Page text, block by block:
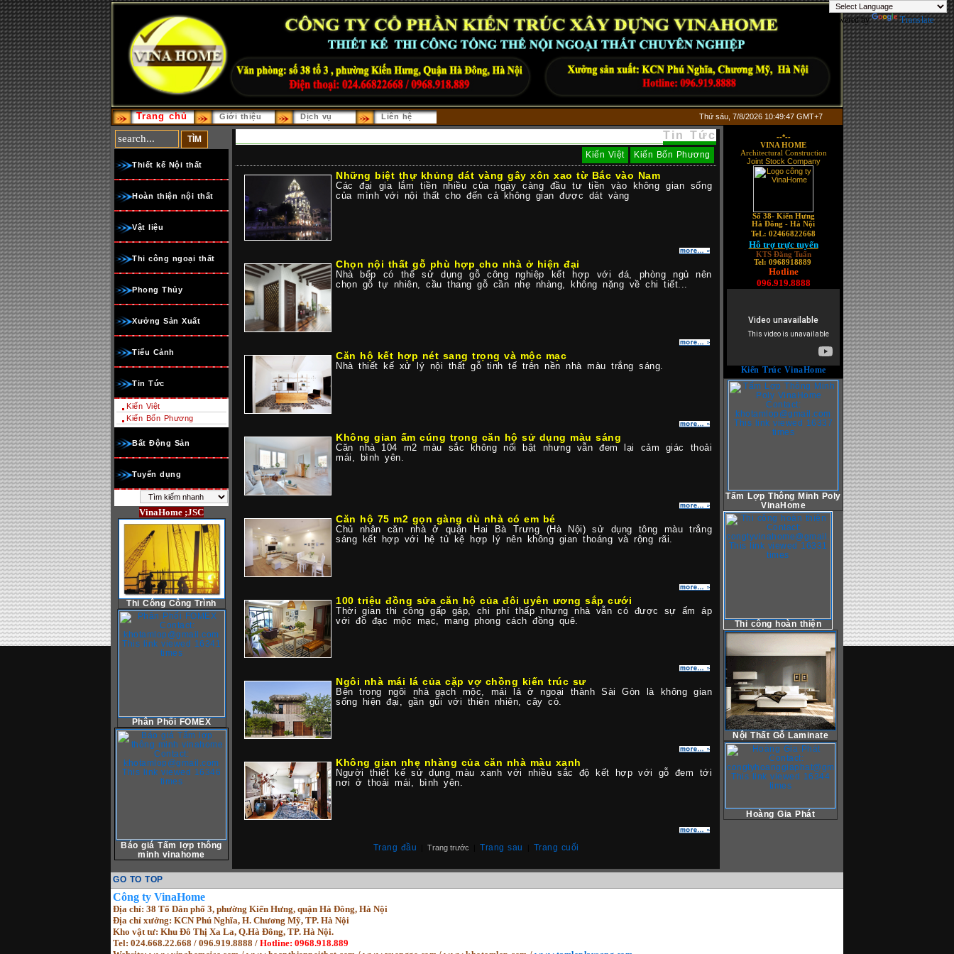
Powered by Translate
Trang chủ Giới thiệu Dịch vụ Liên hệ Thứ sáu, 7/8/2026 10:49:48 GMT+7
Thiết kế Nội thất
Hoàn thiện nội thất
Vật liệu
Thi công ngoại thất
Phong Thủy
Xưởng Sản Xuất
Tiểu Cảnh
Tin Tức
Kiến Việt
Kiến Bốn Phương
Bất Động Sản
Tuyển dụng
VinaHome ;JSC
Thi Công Công Trình
Phân Phối FOMEX
Báo giá Tấm lợp thông
minh vinahome
Tin Tức
Kiến Việt Kiến Bốn Phương
Những biệt thự khủng dát vàng gây xôn xao từ Bắc vào Nam
Các đại gia lắm tiền nhiều của ngày càng đầu tư tiền vào không gian sống
của mình với nội thất cho đến cả không gian được dát vàng
Chọn nội thất gỗ phù hợp cho nhà ở hiện đại
Nhà bếp có thể sử dụng gỗ công nghiệp kết hợp với đá, phòng ngủ nên
chọn gỗ tự nhiên, cầu thang gỗ cần nhẹ nhàng, không nặng về chi tiết...
Căn hộ kết hợp nét sang trọng và mộc mạc
Nhà thiết kế xử lý nội thất gỗ tinh tế trên nền nhà màu trắng sáng.
Không gian ấm cúng trong căn hộ sử dụng màu sáng
Căn nhà 104 m2 màu sắc không nổi bật nhưng vẫn đem lại cảm giác thoải
mái, bình yên.
Căn hộ 75 m2 gọn gàng dù nhà có em bé
Chủ nhân căn nhà ở quận Hai Bà Trưng (Hà Nội) sử dụng tông màu trắng
sáng kết hợp với hệ tủ kệ hợp lý nên không gian thoáng và rộng rãi.
100 triệu đồng sửa căn hộ của đôi uyên ương sắp cưới
Thời gian thi công gấp gáp, chi phí thấp nhưng nhà vẫn có được sự ấm áp
với đồ đạc mộc mạc, mang phong cách đồng quê.
Ngôi nhà mái lá của cặp vợ chồng kiến trúc sư
Bên trong ngôi nhà gạch mộc, mái lá ở ngoại thành Sài Gòn là không gian
sống hiện đại, gần gũi với thiên nhiên, cây cỏ.
Không gian nhẹ nhàng của căn nhà màu xanh
Người thiết kế sử dụng màu xanh với nhiều sắc độ kết hợp với gỗ đem tới
nơi ở thoải mái, bình yên.
Trang đầu Trang trước Trang sau Trang cuối
--*--
VINA HOME
Architectural Construction
Joint Stock Company
Số 38- Kiến Hưng
Hà Đông - Hà Nội
TeL: 02466822668
Hỗ trợ trực tuyến
KTS Đăng Tuấn
Tel: 0968918889
Hotline
096.919.8888
Kiến Trúc VinaHome
Tấm Lợp Thông Minh Poly
VinaHome
Thi công hoàn thiện
Nội Thất Gỗ Laminate
Hoàng Gia Phát
GO TO TOP
Công ty VinaHome
Địa chỉ: 38 Tổ Dân phố 3, phường Kiến Hưng, quận Hà Đông, Hà Nội
Địa chỉ xưởng: KCN Phú Nghĩa, H. Chương Mỹ, TP. Hà Nội
Kho vật tư: Khu Đô Thị Xa La, Q.Hà Đông, TP. Hà Nội.
Tel: 024.668.22.668 / 096.919.8888 / Hotline: 0968.918.889